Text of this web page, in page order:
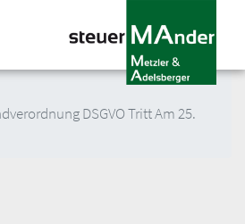
zum
DSGVO Tritt Am 25.